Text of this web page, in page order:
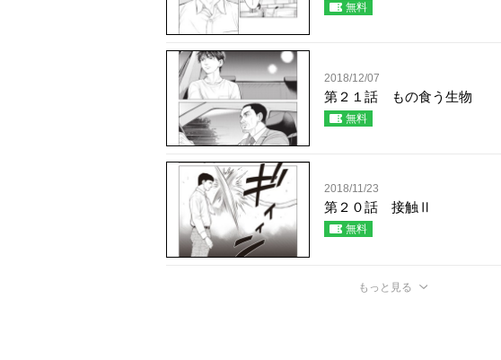
無料
2018/12/07
第２１話 もの食う生物
無料
2018/11/23
第２０話 接触Ⅱ
無料
もっと見る